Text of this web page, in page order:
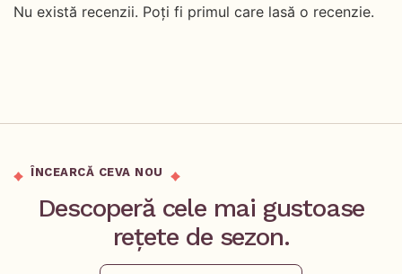
Nu există recenzii. Poți fi primul care lasă o recenzie.
ÎNCEARCĂ CEVA NOU
Descoperă cele mai gustoase
rețete de sezon.